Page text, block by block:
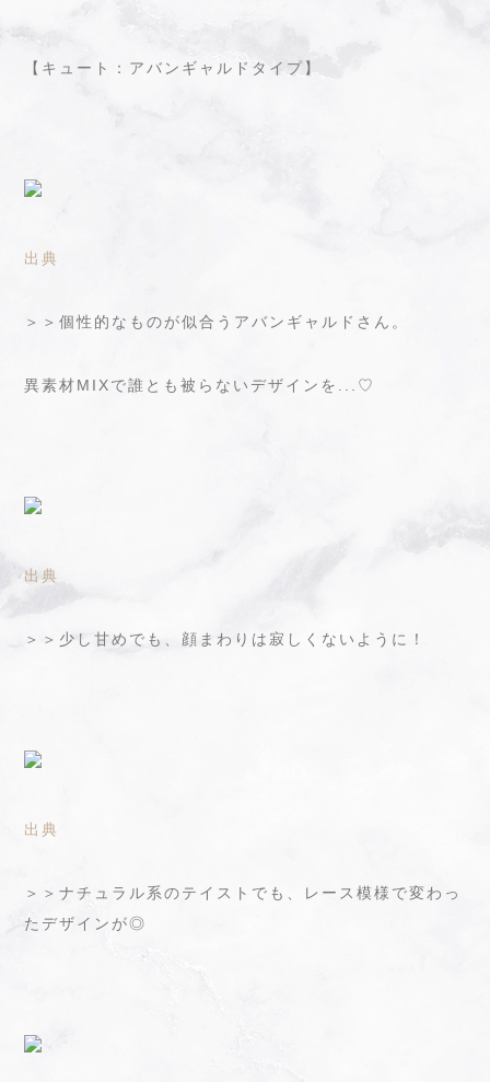
【キュート：アバンギャルドタイプ】
出典
＞＞個性的なものが似合うアバンギャルドさん。
異素材MIXで誰とも被らないデザインを...♡
出典
＞＞少し甘めでも、顔まわりは寂しくないように！
出典
＞＞ナチュラル系のテイストでも、レース模様で変わっ
たデザインが◎